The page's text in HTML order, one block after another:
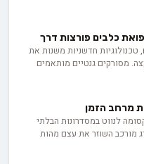
יעילות ועוד - כדי שתוכלו
הפתעות לא נעימות!
כלבים פורצות דרך
טכנולוגיות חדשניות משנות את
מסורקים גנטיים מותאמים
המרתק של רפואת הכלבים
מרחב הזמן
לנווט במסדרונות הבלתי
מורכב השוזר את עצם מהות